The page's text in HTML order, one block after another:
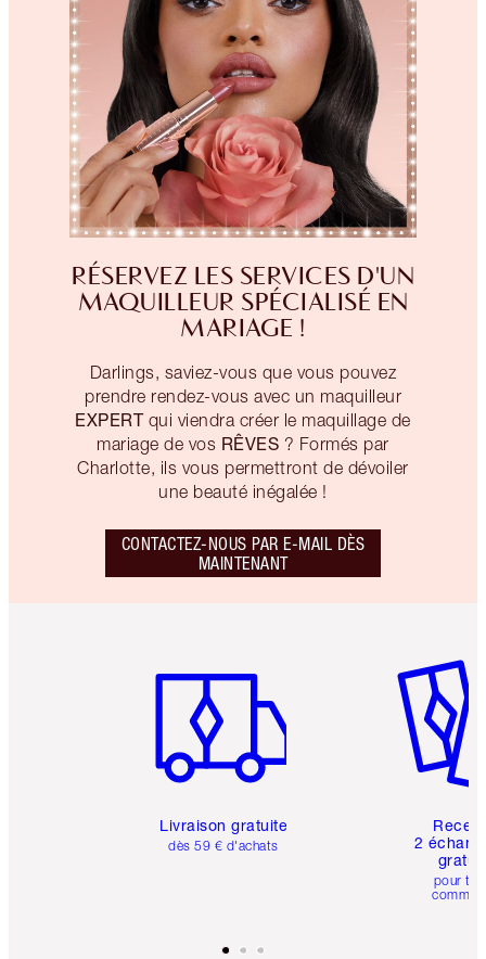
RÉSERVEZ LES SERVICES D'UN
MAQUILLEUR SPÉCIALISÉ EN
MARIAGE !
Darlings, saviez-vous que vous pouvez
prendre rendez-vous avec un maquilleur
EXPERTqui viendra créer le maquillage de
mariage de vos RÊVES ? Formés par
Charlotte, ils vous permettront de dévoiler
une beauté inégalée !
CONTACTEZ-NOUS PAR E-MAIL DÈS
MAINTENANT
Livraison gratuite
dès 59 € d'achats
2
pour